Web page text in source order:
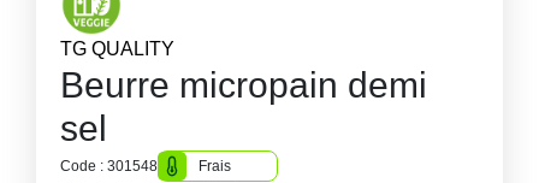
TG QUALITY
Beurre micropain demi
sel
Code : 301548
Frais